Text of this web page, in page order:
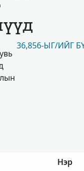
36,856-ЫГ/ИЙГ
Нэр